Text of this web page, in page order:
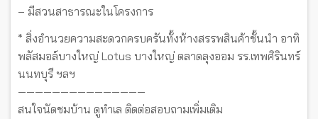
– มีสวนสาธารณะในโครงการ
* สิ่งอำนวยความสะดวกครบครันทั้งห้างสรรพสินค้าชั้นนำ อาทิ
พลัสมอล์บางใหญ่ Lotus บางใหญ่ ตลาดลุงออม รร.เทพศิรินทร์
นนทบุรี ฯลฯ
———————————————
สนใจนัดชมบ้าน ดูทำเล ติดต่อสอบถามเพิ่มเติม